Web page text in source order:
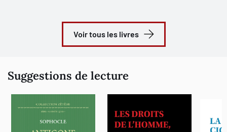
Voir tous les livres
Suggestions de lecture